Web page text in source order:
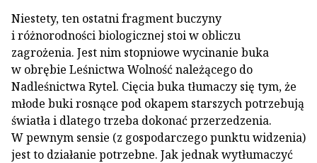
Niestety, ten ostatni fragment buczyny
i różnorodności biologicznej stoi w obliczu
zagrożenia. Jest nim stopniowe wycinanie buka
w obrębie Leśnictwa Wolność należącego do
Nadleśnictwa Rytel. Cięcia buka tłumaczy się tym, że
młode buki rosnące pod okapem starszych potrzebują
światła i dlatego trzeba dokonać przerzedzenia.
W pewnym sensie (z gospodarczego punktu widzenia)
jest to działanie potrzebne. Jak jednak wytłumaczyć